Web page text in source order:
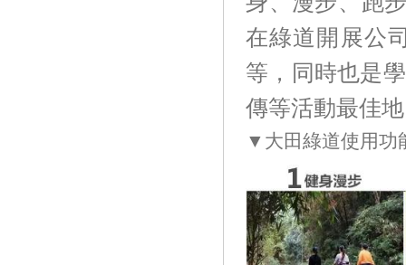
在綠道開展公
等，同時也是學
傳等活動最佳地
▼大田綠道使用